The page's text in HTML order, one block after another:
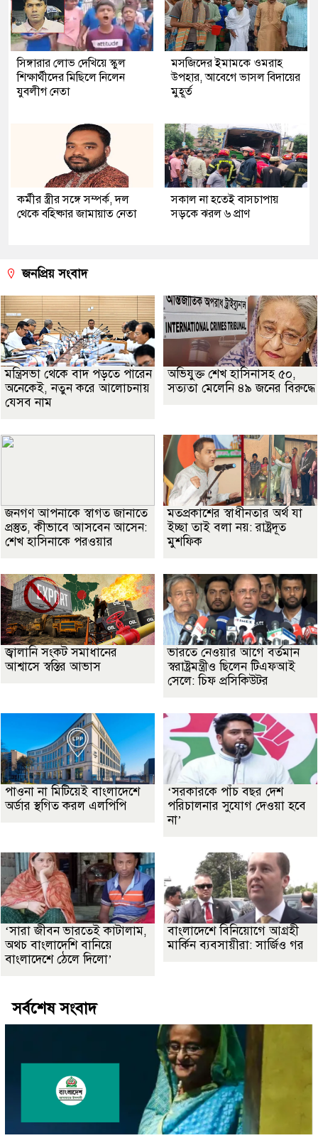
সিঙ্গারার লোভ দেখিয়ে স্কুল
শিক্ষার্থীদের মিছিলে নিলেন
যুবলীগ নেতা
মসজিদের ইমামকে ওমরাহ
উপহার, আবেগে ভাসল বিদায়ের
মুহূর্ত
কর্মীর স্ত্রীর সঙ্গে সম্পর্ক, দল
থেকে বহিষ্কার জামায়াত নেতা
সকাল না হতেই বাসচাপায়
সড়কে ঝরল ৬ প্রাণ
জনপ্রিয় সংবাদ
মন্ত্রিসভা থেকে বাদ পড়তে পারেন
অনেকেই, নতুন করে আলোচনায়
যেসব নাম
অভিযুক্ত শেখ হাসিনাসহ ৫০,
সত্যতা মেলেনি ৪৯ জনের বিরুদ্ধে
জনগণ আপনাকে স্বাগত জানাতে
প্রস্তুত, কীভাবে আসবেন আসেন:
শেখ হাসিনাকে পরওয়ার
মতপ্রকাশের স্বাধীনতার অর্থ যা
ইচ্ছা তাই বলা নয়: রাষ্ট্রদূত
মুশফিক
জ্বালানি সংকট সমাধানের
আশ্বাসে স্বস্তির আভাস
ভারতে নেওয়ার আগে বর্তমান
স্বরাষ্ট্রমন্ত্রীও ছিলেন টিএফআই
সেলে: চিফ প্রসিকিউটর
পাওনা না মিটিয়েই বাংলাদেশে
অর্ডার স্থগিত করল এলপিপি
‘সরকারকে পাঁচ বছর দেশ
পরিচালনার সুযোগ দেওয়া হবে
না’
‘সারা জীবন ভারতেই কাটালাম,
অথচ বাংলাদেশি বানিয়ে
বাংলাদেশে ঠেলে দিলো’
বাংলাদেশে বিনিয়োগে আগ্রহী
মার্কিন ব্যবসায়ীরা: সার্জিও গর
সর্বশেষ সংবাদ